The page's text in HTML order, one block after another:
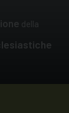
della